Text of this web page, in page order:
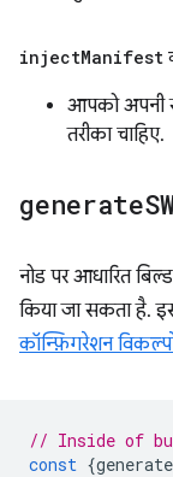
injectManifest
आपको अपनी
तरीका चाहिए.
generate
नोड पर आधारित
किया जा सकता है.
कॉन्फ़िगरेशन
// Inside of
const {